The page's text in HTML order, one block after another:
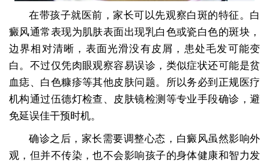
在带孩子就医前，家长可以先观察白斑的特征。白
癜风通常表现为肌肤表面出现乳白色或瓷白色的斑块，
边界相对清晰，表面光滑没有皮屑，患处毛发可能变
白。不过仅凭肉眼观察容易误诊，类似症状还可能是贫
血痣、白色糠疹等其他皮肤问题。所以务必到正规医疗
机构通过伍德灯检查、皮肤镜检测等专业手段确诊，避
免延误佳干预时机。
确诊之后，家长需要调整心态，白癜风虽然影响外
观，但并不传染，也不会影响孩子的身体健康和智力发